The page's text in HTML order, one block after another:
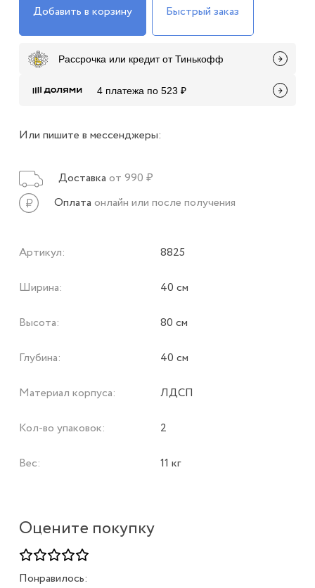
Оцените покупку
Понравилось:
Добавить в корзину Быстрый заказ
Рассрочка или кредит от Тинькофф
4 платежа по 523 ₽
Или пишите в мессенджеры:
Доставка от 990 ₽
Оплата онлайн или после получения
Артикул: 8825
Ширина: 40 см
Высота: 80 см
Глубина: 40 см
Материал корпуса: ЛДСП
Кол-во упаковок: 2
Вес: 11 кг